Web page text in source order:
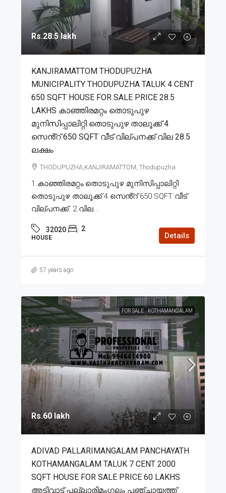
Rs.28.5 lakh
KANJIRAMATTOM THODUPUZHA
MUNICIPALITY THODUPUZHA TALUK 4 CENT
650 SQFT HOUSE FOR SALE PRICE 28.5
LAKHS കാഞ്ഞിരമറ്റം തൊടുപുഴ
മുനിസിപ്പാലിറ്റി തൊടുപുഴ താലൂക്ക് 4
സെൻ്റ് 650 SQFT വീട് വില്പനക്ക് വില 28.5
ലക്ഷം
THODUPUZHA,KANJIRAMATTOM, Thodupuzha
1.കാഞ്ഞിരമറ്റം തൊടുപുഴ മുനിസിപ്പാലിറ്റി
തൊടുപുഴ താലൂക്ക് 4 സെൻ്റ് 650 SQFT വീട്
വില്പനക്ക്. 2.വില...
32020 2
HOUSE Details
57 years ago
FOR SALE KOTHAMANGALAM
Rs.60 lakh
ADIVAD PALLARIMANGALAM PANCHAYATH
KOTHAMANGALAM TALUK 7 CENT 2000
SQFT HOUSE FOR SALE PRICE 60 LAKHS
അടിവാട് പല്ലാരിമംഗലം പഞ്ചായത്ത്